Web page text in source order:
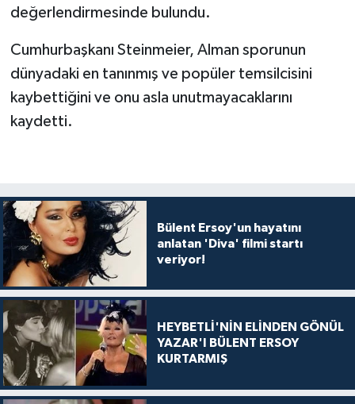
değerlendirmesinde bulundu.
Cumhurbaşkanı Steinmeier, Alman sporunun
dünyadaki en tanınmış ve popüler temsilcisini
kaybettiğini ve onu asla unutmayacaklarını
kaydetti.
Bülent Ersoy'un hayatını
anlatan 'Diva' filmi startı
veriyor!
HEYBETLİ'NİN ELİNDEN GÖNÜL
YAZAR'I BÜLENT ERSOY
KURTARMIŞ